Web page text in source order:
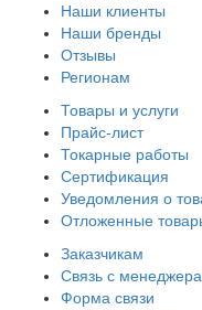
Наши клиенты
Наши бренды
Отзывы
Регионам
Товары и услуги
Прайс-лист
Токарные работы
Сертификация
Уведомления о
Отложенные
Заказчикам
Связь с
Форма связи